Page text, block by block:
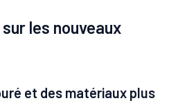
les nouveaux
et des matériaux plus